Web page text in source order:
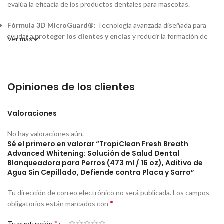
evalúa la eficacia de los productos dentales para mascotas.
Fórmula 3D MicroGuard®: Tecnología avanzada diseñada para
ayudar aproteger los dientes y encías y reducir la formación de
mascota [imagen].
Blanqueamiento Avanzado:
Combate el Mal Aliento:Ayuda a refrescar el aliento de forma
duradera [imagen].
Ingredientes Naturales:Hecho con ingredientes derivados de la
Contenido Neto: Botella de16 fl oz (473 ml)
Ver más
Opiniones de los clientes
Valoraciones
No hay valoraciones aún.
Sé el primero en valorar “TropiClean Fresh Breath
Advanced Whitening: Solución de Salud Dental
Blanqueadora para Perros (473 ml / 16 oz), Aditivo de
Agua Sin Cepillado, Defiende contra Placa y Sarro”
Tu dirección de correo electrónico no será publicada. Los campos
obligatorios están marcados con *